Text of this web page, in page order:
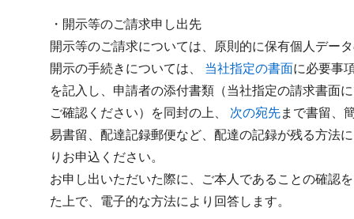
・開示等のご請求申し出先
開示等のご請求については、原則的に保有個人デー
開示の手続きについては、 当社指定の書面に必要事
を記入し、申請者の添付書類（当社指定の請求書面
ご確認ください）を同封の上、 次の宛先まで書留、
易書留、配達記録郵便など、配達の記録が残る方法
りお申込ください。
お申し出いただいた際に、ご本人であることの確認
た上で、電子的な方法により回答します。